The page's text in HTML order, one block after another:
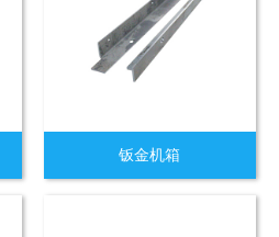
钣金机箱